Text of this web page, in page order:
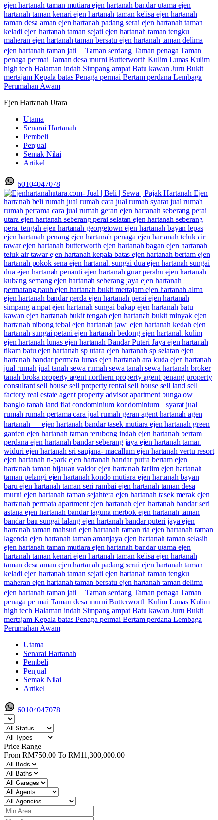
Ejen Hartanah Utara
Utama
Senarai Hartanah
Pembeli
Penjual
Semak Nilai
Artikel
60104047078
Utama
Senarai Hartanah
Pembeli
Penjual
Semak Nilai
Artikel
60104047078
Price Range
From RM750.00 To RM11,300,000.00